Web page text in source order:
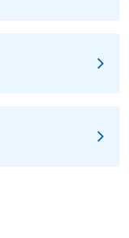
LinkedIn